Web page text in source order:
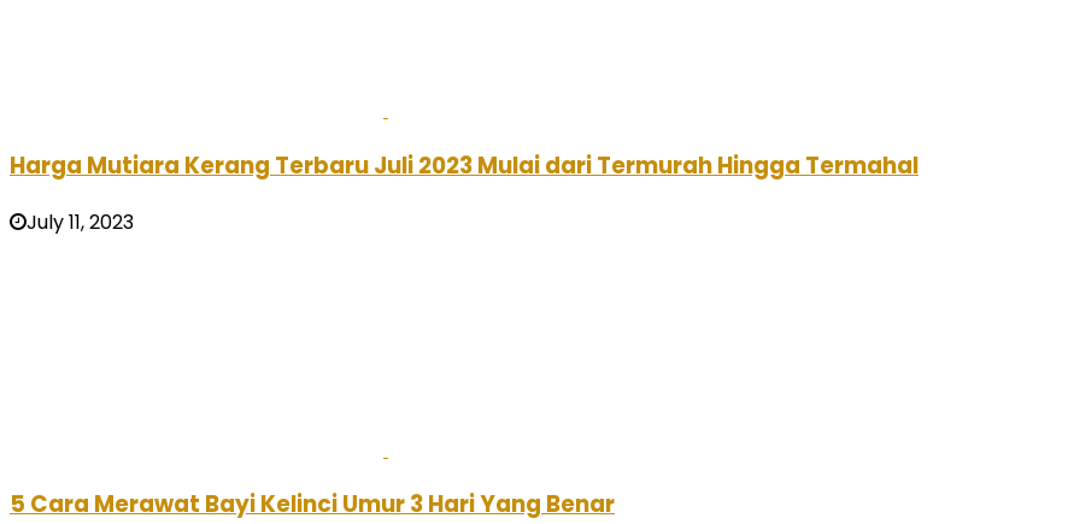
Harga Mutiara Kerang Terbaru Juli 2023 Mulai dari Termurah Hingga Termahal
July 11, 2023
5 Cara Merawat Bayi Kelinci Umur 3 Hari Yang Benar